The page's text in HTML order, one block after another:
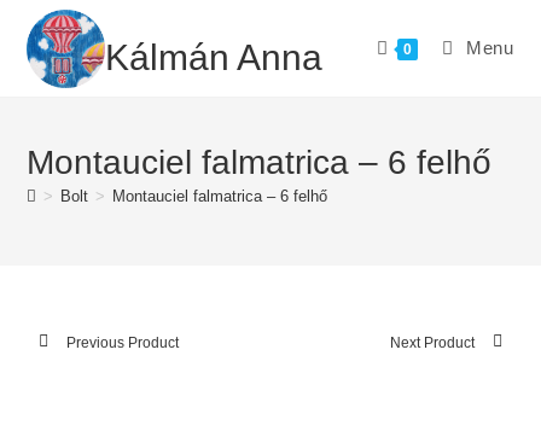
content
Kálmán Anna 0 Menu
Montauciel falmatrica – 6 felhő
> Bolt > Montauciel falmatrica – 6 felhő
Previous Product Next Product